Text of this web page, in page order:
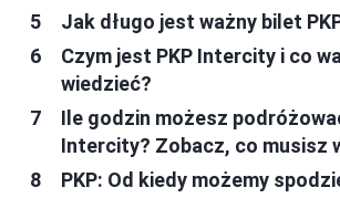
Jak długo jest ważny bilet
Czym jest PKP Intercity i co
wiedzieć?
Ile godzin możesz
Intercity? Zobacz, co musisz
PKP: Od kiedy możemy